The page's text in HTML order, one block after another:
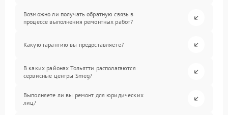
Возможно ли получать обратную связь в
процессе выполнения ремонтных работ?
Какую гарантию вы предоставляете?
В каких районах Тольятти располагаются
сервисные центры Smeg?
Выполняете ли вы ремонт для юридических
лиц?